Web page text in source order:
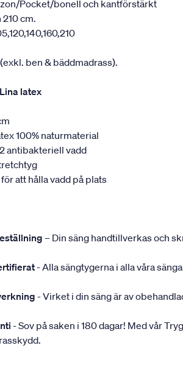
Pocket/bonell och kantförstärkt
cm.
ben & bäddmadrass).
latex
100% naturmaterial
antibakteriell vadd
att hålla vadd på plats
– Din säng handtillverkas och
- Alla sängtygerna i alla våra
- Virket i din säng är av
- Sov på saken i 180 dagar! Med vår